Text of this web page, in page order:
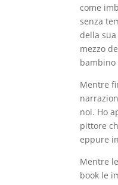
come
senza
della
mezzo
bambino
Mentre
noi. Ho
pittore
eppure
Mentre
book le